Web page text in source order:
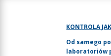
KONTROLA
Od samego
laboratoriów